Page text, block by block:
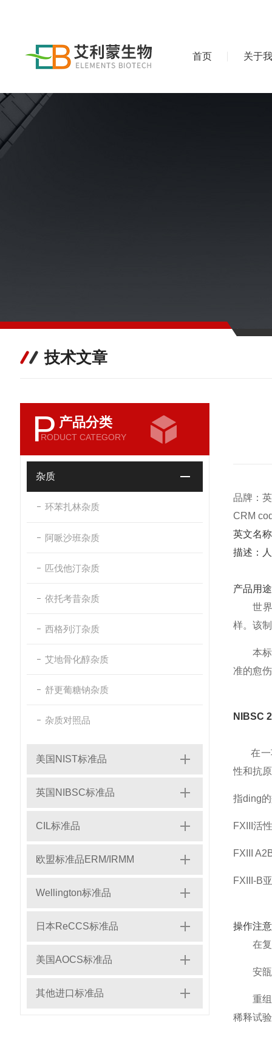
首页 关于
技术文章
P 产品分类
RODUCT CATEGORY
杂质
环苯扎林杂质
阿哌沙班杂质
匹伐他汀杂质
依托考昔杂质
西格列汀杂质
艾地骨化醇杂质
舒更葡糖钠杂质
杂质对照品
美国NIST标准品
英国NIBSC标准品
CIL标准品
欧盟标准品ERM/IRMM
Wellington标准品
日本ReCCS标准品
美国AOCS标准品
其他进口标准品
品牌：
CRM
英文名
描述：
产品用
世
样。该
本
准的愈
NIBSC
在一项
性和抗
指ding
FXIII活
FXIII
FXIII-B
操作注
在
安
重
稀释试